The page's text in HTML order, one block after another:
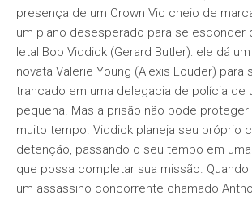
presença de um Crown Vic cheio de
um plano desesperado para se esconder
letal Bob Viddick (Gerard Butler): ele dá
novata Valerie Young (Alexis Louder) para
trancado em uma delegacia de polícia de
pequena. Mas a prisão não pode
muito tempo. Viddick planeja seu próprio
detenção, passando o seu tempo em
que possa completar sua missão.
um assassino concorrente chamado